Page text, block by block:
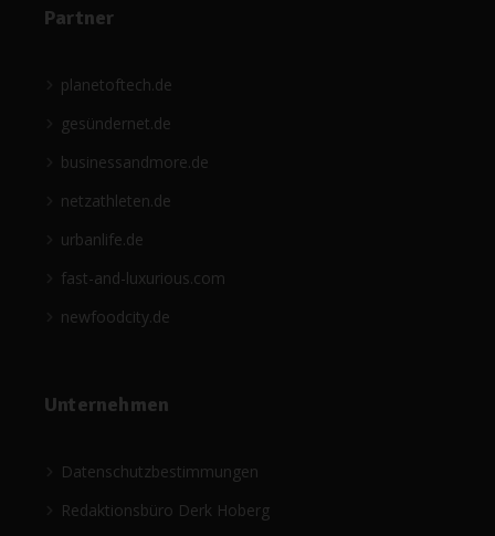
Partner
planetoftech.de
gesündernet.de
businessandmore.de
netzathleten.de
urbanlife.de
fast-and-luxurious.com
newfoodcity.de
Unternehmen
Datenschutzbestimmungen
Redaktionsbüro Derk Hoberg